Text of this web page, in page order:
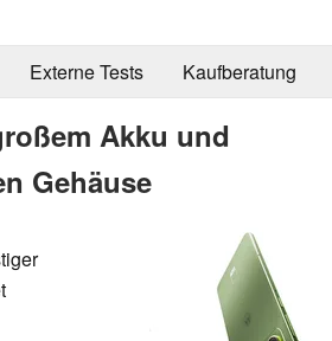
Externe Tests Kaufberatung
Akku und
Gehäuse